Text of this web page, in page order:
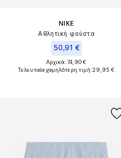
NIKE
Αθλητική φούστα
50,91 €
Αρχικά: 74,90 €
Τελευταία χαμηλότερη τιμή:29,95 €